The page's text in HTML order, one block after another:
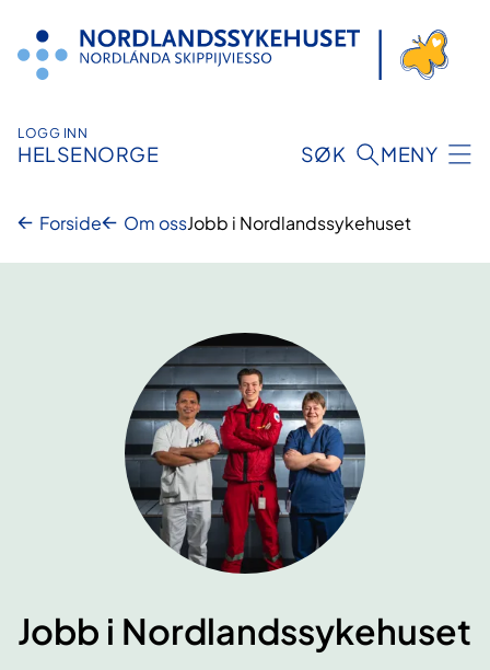
innhold
LOGG INN
HELSENORGE SØK MENY
Forside Om ossJobb i Nordlandssykehuset
Jobb i Nordlandssykehuset